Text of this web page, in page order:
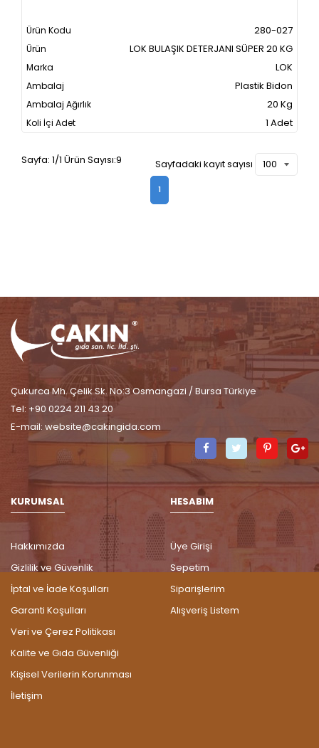
280-027
LOK BULAŞIK DETERJANI SÜPER 20 KG
LOK
Plastik Bidon
20 Kg
1 Adet
Sayfa: 1/1 Ürün Sayısı:9 Sayfadaki kayıt sayısı
1
Çukurca Mh. Çelik Sk. No:3 Osmangazi / Bursa Türkiye
Tel: +90 0224 211 43 20
E-mail: website@cakingida.com
FacebookTwitter
KURUMSAL
Hakkımızda
Gizlilik ve Güvenlik
İptal ve İade Koşulları
Garanti Koşulları
Veri ve Çerez Politikası
Kalite ve Gıda Güvenliği
Kişisel Verilerin Korunması
İletişim
HESABIM
Üye Girişi
Sepetim
Siparişlerim
Alışveriş Listem